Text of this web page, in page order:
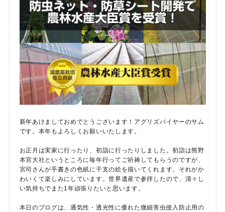
新年あけましておめでとうございます！アグリズバイヤーのサム
です。本年もよろしくお願いいたします。
お正月は実家に行ったり、初詣に行ったりしました。初詣は熊野
本宮大社というところに毎年行ってご祈祷してもらうのですが、
宮司さんが手書きの色紙に干支の絵を描いてくれます。それがか
わいくて楽しみにしています。世界遺産で参拝したので、清々し
い気持ちでまた1年頑張りたいと思います。
本日のブログは、通気性・透光性に優れた微細害虫侵入防止用の